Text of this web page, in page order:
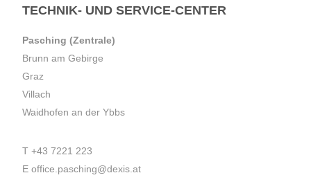
TECHNIK- UND SERVICE-CENTER
Pasching (Zentrale)
Brunn am Gebirge
Graz
Villach
Waidhofen an der Ybbs
T +43 7221 223
E office.pasching@dexis.at